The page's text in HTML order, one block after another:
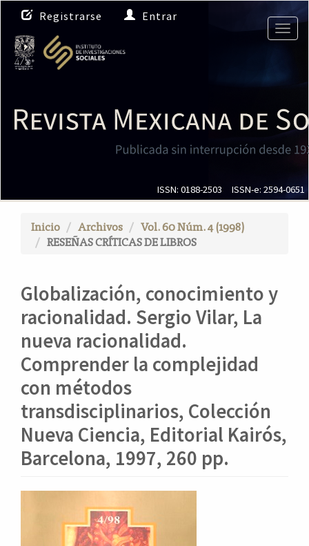
N
a
v
e
g
i
ó
n
c
C
o
n
t
e
n
i
o
p
r
i
c
Registrarse Entrar
ISSN: 0188-2503 ISSN-e: 2594-0651
Inicio Archivos
Vol. 60 Núm. 4 (1998)
RESEÑAS CRÍTICAS DE LIBROS
Globalización, conocimiento y
racionalidad. Sergio Vilar, La
nueva racionalidad.
Comprender la complejidad
con métodos
transdisciplinarios, Colección
Nueva Ciencia, Editorial Kairós,
Barcelona, 1997, 260 pp.
lateral